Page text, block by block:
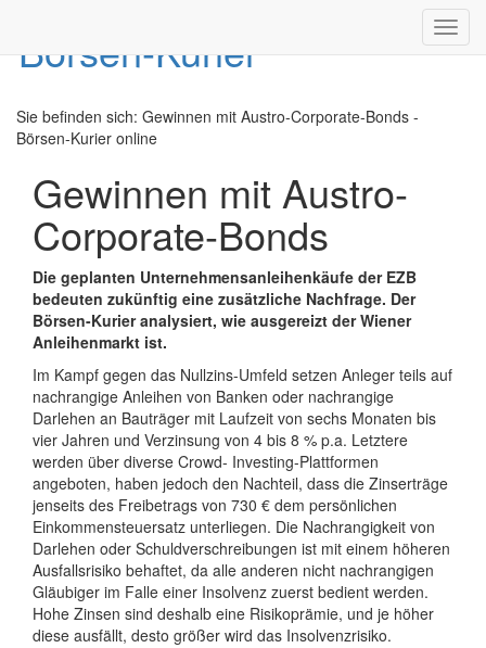
Sie befinden sich: Gewinnen mit Austro-Corporate-Bonds -
Börsen-Kurier online
Gewinnen mit Austro-
Corporate-Bonds
Die geplanten Unternehmensanleihenkäufe der EZB
bedeuten zukünftig eine zusätzliche Nachfrage. Der
Börsen-Kurier analysiert, wie ausgereizt der Wiener
Anleihenmarkt ist.
Im Kampf gegen das Nullzins-Umfeld setzen Anleger teils auf
nachrangige Anleihen von Banken oder nachrangige
Darlehen an Bauträger mit Laufzeit von sechs Monaten bis
vier Jahren und Verzinsung von 4 bis 8 % p.a. Letztere
werden über diverse Crowd- Investing-Plattformen
angeboten, haben jedoch den Nachteil, dass die Zinserträge
jenseits des Freibetrags von 730 € dem persönlichen
Einkommensteuersatz unterliegen. Die Nachrangigkeit von
Darlehen oder Schuldverschreibungen ist mit einem höheren
Ausfallsrisiko behaftet, da alle anderen nicht nachrangigen
Gläubiger im Falle einer Insolvenz zuerst bedient werden.
Hohe Zinsen sind deshalb eine Risikoprämie, und je höher
diese ausfällt, desto größer wird das Insolvenzrisiko.